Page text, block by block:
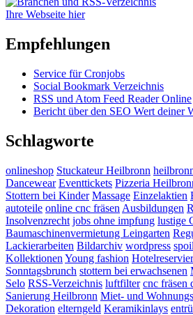
Ihre Webseite hier
Empfehlungen
Service für Cronjobs
Social Bookmark Verzeichnis
RSS und Atom Feed Reader Online
Bericht über den SEO Wert deiner
Schlagworte
onlineshop Stuckateur Heilbronn
Dancewear Eventtickets Pizzeria
Stottern bei Kinder Massage Einzelaktien
autoteile online cnc fräsen Ausbildungen
Insolvenzrecht jobs ohne impfung lustige
Baumaschinenvermietung Leingarten
Lackierarbeiten Bildarchiv wordpress
Kollektionen Young fashion
Sonntagsbrunch stottern bei erwachsenen
Selo RSS-Verzeichnis luftfilter cnc fräsen
Sanierung Heilbronn Miet- und
Dekoration elterngeld Keramikinlays